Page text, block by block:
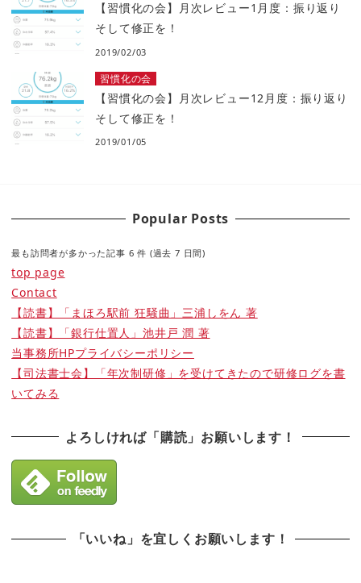
【習慣化の会】月次レビュー1月度：振り返り
そして修正を！
2019/02/03
習慣化の会
【習慣化の会】月次レビュー12月度：振り返り
そして修正を！
2019/01/05
Popular Posts
最も訪問者が多かった記事 6 件 (過去 7 日間)
top page
Contact
【読書】「まほろ駅前 狂騒曲」三浦しをん 著
【読書】「銀行仕置人」池井戸 潤 著
当事務所HPプライバシーポリシー
【司法書士会】「年次制研修」を受けてきたので研修ログを書
いてみる
よろしければ「購読」お願いします！
「いいね」を宜しくお願いします！